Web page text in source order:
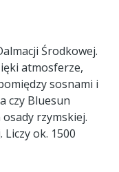
Środkowej.
atmosferze,
sosnami i
czy Bluesun
rzymskiej.
ok. 1500